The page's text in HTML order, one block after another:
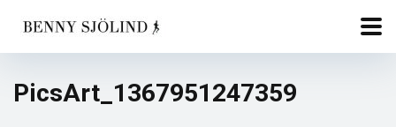
PicsArt_1367951247359